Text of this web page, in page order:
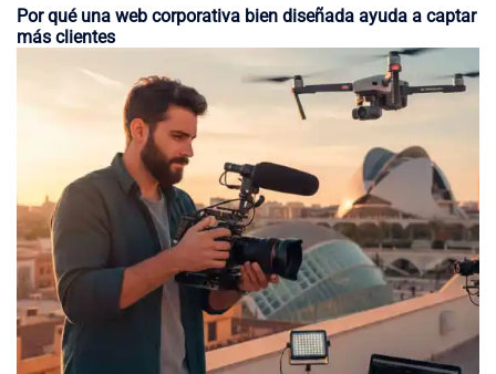
Por qué una web corporativa bien diseñada ayuda a captar
más clientes